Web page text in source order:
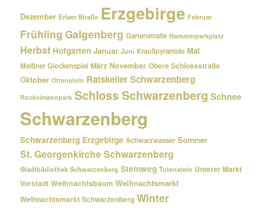
Dezember Erlaer Straße Erzgebirge Februar
Frühling Galgenberg Gartenstraße Hammerparkplatz
Herbst Hofgarten Januar Juni Kraußpyramide Mai
Meißner Glockenspiel März November Obere Schlossstraße
Oktober Ottenstein Ratskeller Schwarzenberg
Rockelmannpark Schloss Schwarzenberg Schnee
Schwarzenberg
Schwarzenberg Erzgebirge Schwarzwasser Sommer
St. Georgenkirche Schwarzenberg
Stadtbibliothek Schwarzenberg Steinweg Totenstein Unterer Markt
Vorstadt Weihnachtsbaum Weihnachtsmarkt
Weihnachtsmarkt Schwarzenberg Winter